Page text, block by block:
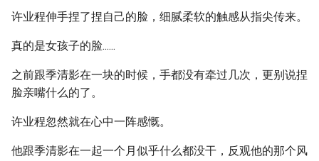
许业程伸手捏了捏自己的脸，细腻柔软的触感从指尖传来。
真的是女孩子的脸......
之前跟季清影在一块的时候，手都没有牵过几次，更别说捏
脸亲嘴什么的了。
许业程忽然就在心中一阵感慨。
他跟季清影在一起一个月似乎什么都没干，反观他的那个风